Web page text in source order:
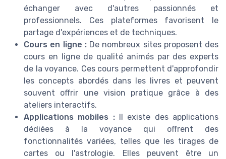
échanger avec d'autres passionnés et
professionnels. Ces plateformes favorisent le
partage d'expériences et de techniques.
Cours en ligne :De nombreux sites proposent des
cours en ligne de qualité animés par des experts
de la voyance. Ces cours permettent d'approfondir
les concepts abordés dans les livres et peuvent
souvent offrir une vision pratique grâce à des
ateliers interactifs.
Applications mobiles :Il existe des applications
dédiées à la voyance qui offrent des
fonctionnalités variées, telles que les tirages de
cartes ou l'astrologie. Elles peuvent être un